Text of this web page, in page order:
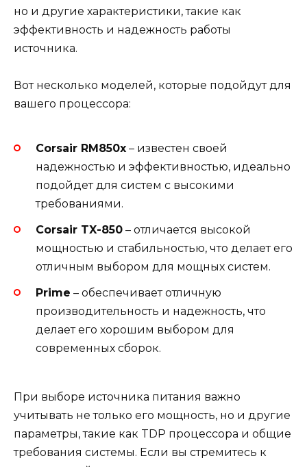
но и другие характеристики, такие как
эффективность и надежность работы
источника.
Вот несколько моделей, которые подойдут для
вашего процессора:
Corsair RM850x – известен своей
надежностью и эффективностью, идеально
подойдет для систем с высокими
требованиями.
Corsair TX-850 – отличается высокой
мощностью и стабильностью, что делает его
отличным выбором для мощных систем.
Prime – обеспечивает отличную
производительность и надежность, что
делает его хорошим выбором для
современных сборок.
При выборе источника питания важно
учитывать не только его мощность, но и другие
параметры, такие как TDP процессора и общие
требования системы. Если вы стремитесь к